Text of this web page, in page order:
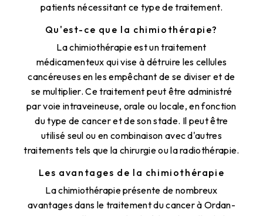
patients nécessitant ce type de traitement.
Qu'est-ce que la chimiothérapie?
La chimiothérapie est un traitement
médicamenteux qui vise à détruire les cellules
cancéreuses en les empêchant de se diviser et de
se multiplier. Ce traitement peut être administré
par voie intraveineuse, orale ou locale, en fonction
du type de cancer et de son stade. Il peut être
utilisé seul ou en combinaison avec d'autres
traitements tels que la chirurgie ou la radiothérapie.
Les avantages de la chimiothérapie
La chimiothérapie présente de nombreux
avantages dans le traitement du cancer à Ordan-